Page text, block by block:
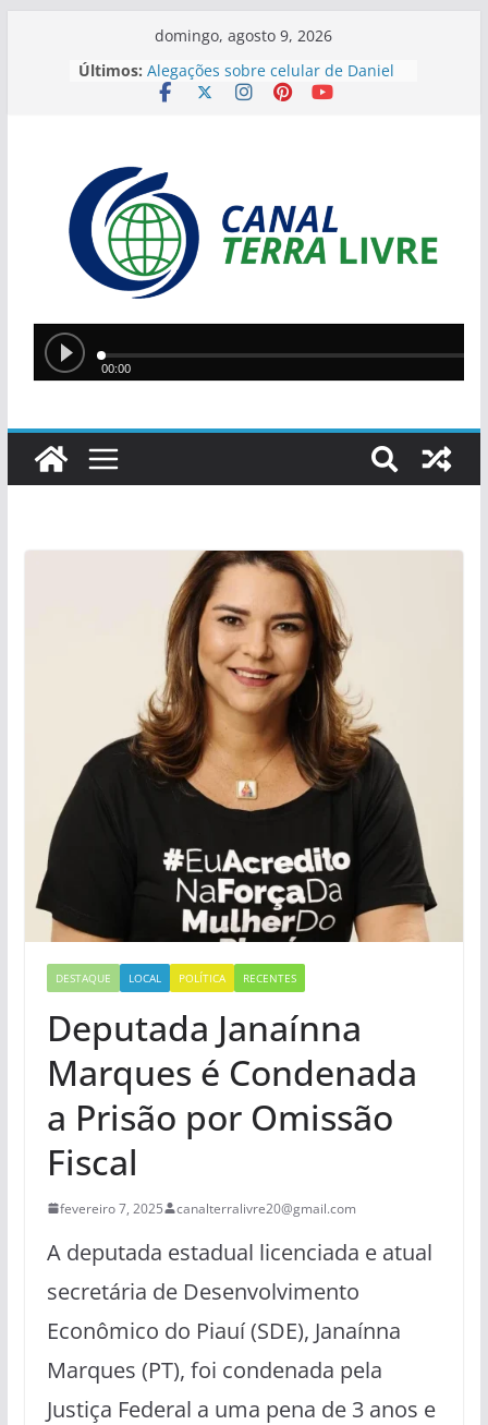
domingo, agosto 9, 2026
Últimos: Alegações sobre celular de Daniel
Vorcaro levantam especulações
manutenção
Operação da PM encontra
plantação de maconha e apreende
armas na zona rural de São
Raimundo Nonato
JEPIs 2026 movimentam Teresina
Lula e Alcolumbre retomam diálogo
em encontro na casa de Alexandre
DESTAQUE LOCAL POLÍTICA RECENTES
Deputada Janaínna
Marques é Condenada
a Prisão por Omissão
Fiscal
fevereiro 7, 2025 canalterralivre20@gmail.com
A deputada estadual licenciada e atual
secretária de Desenvolvimento
Econômico do Piauí (SDE), Janaínna
Marques (PT), foi condenada pela
Justiça Federal a uma pena de 3 anos e